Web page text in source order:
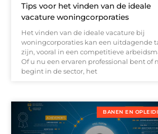
Tips voor het vinden van de ideale
vacature woningcorporaties
Het vinden van de ideale vacature bij
woningcorporaties kan een uitdagende
zijn, vooral in een competitieve
Of u nu een ervaren professional bent of
begint in de sector, het
BANEN EN